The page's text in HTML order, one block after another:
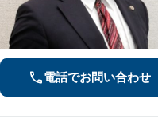
電話でお問い合わせ